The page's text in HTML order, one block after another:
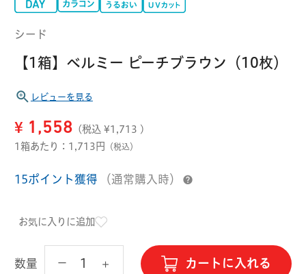
ソフト・使い捨て用
ハード用
オプション品
アイレ
アイミー 東レ
オフテクス
ご利用案内
当社について
シード
【1箱】ベルミー ピーチブラウン（10枚）
レビューを見る
¥ 1,558 (税込 ¥1,713 )
1箱あたり：1,713円
（税込）
15ポイント獲得 （通常購入時）
お気に入りに追加
数量 カートに入れる